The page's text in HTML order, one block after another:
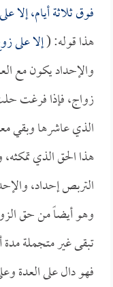
فوق ثلاثة أيام،
هذا قوله: (إلا على
والإحداد يكون مع
زواج، فإذا فرغت
الذي عاشرها وبقي
هذا الحق الذي
التربص إحداد،
وهو أيضاً من حق
تبقى غير متجملة
فهو دال على العدة